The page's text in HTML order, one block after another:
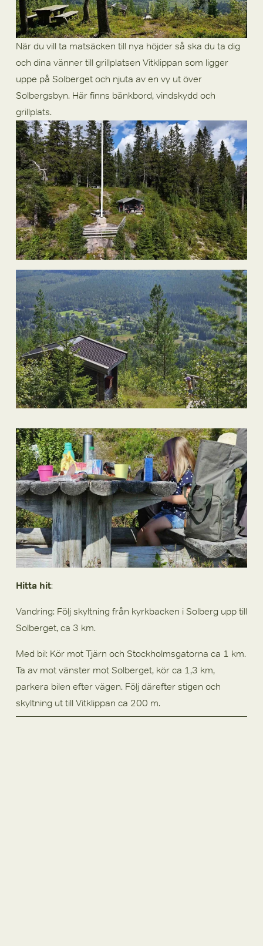
När du vill ta matsäcken till nya höjder så ska du ta dig
och dina vänner till grillplatsen Vitklippan som ligger
uppe på Solberget och njuta av en vy ut över
Solbergsbyn. Här finns bänkbord, vindskydd och
grillplats.
Hitta hit:
Vandring: Följ skyltning från kyrkbacken i Solberg upp till
Solberget, ca 3 km.
Med bil: Kör mot Tjärn och Stockholmsgatorna ca 1 km.
Ta av mot vänster mot Solberget, kör ca 1,3 km,
parkera bilen efter vägen. Följ därefter stigen och
skyltning ut till Vitklippan ca 200 m.